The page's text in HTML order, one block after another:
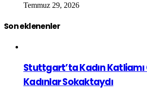
Temmuz 29, 2026
Son eklenenler
Stuttgart’ta Kadın Katliamı
Kadınlar Sokaktaydı